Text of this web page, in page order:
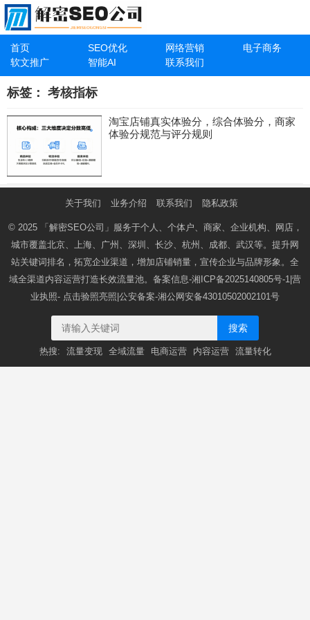
首页 SEO优化 网络营销
电子商务
软文推广
智能AI 联系我们
标签： 考核指标
淘宝店铺真实体验分，综合体验分，商家
体验分规范与评分规则
关于我们 业务介绍 联系我们 隐私政策
© 2025 「解密SEO公司」 服务于个人、个体户、商家、企业机构、网店，
城市覆盖北京、上海、广州、深圳、长沙、杭州、成都、武汉等。提升网
站关键词排名，拓宽企业渠道，增加店铺销量，宣传企业与品牌形象。全
域全渠道内容运营打造长效流量池。备案信息-湘ICP备2025140805号-1 |营
业执照- 点击验照亮照 |公安备案-湘公网安备43010502002101号
搜索
热搜: 流量变现 全域流量 电商运营 内容运营 流量转化